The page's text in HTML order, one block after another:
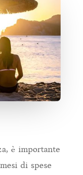
è importante
di spese